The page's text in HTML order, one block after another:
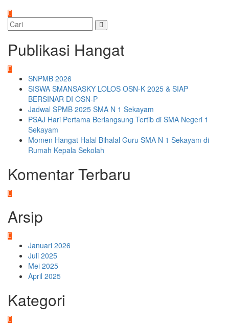
Publikasi Hangat
SNPMB 2026
SISWA SMANSASKY LOLOS OSN-K 2025 & SIAP
BERSINAR DI OSN-P
Jadwal SPMB 2025 SMA N 1 Sekayam
PSAJ Hari Pertama Berlangsung Tertib di SMA Negeri 1
Sekayam
Momen Hangat Halal Bihalal Guru SMA N 1 Sekayam di
Rumah Kepala Sekolah
Komentar Terbaru
Arsip
Januari 2026
Juli 2025
Mei 2025
April 2025
Kategori